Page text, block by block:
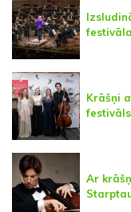
Krāšņi
festivāls
Ar